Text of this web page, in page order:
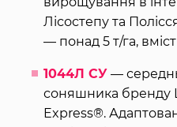
Лісостепу та
— понад 5 т/га,
1044Л СУ —
соняшника бренду
Express®.